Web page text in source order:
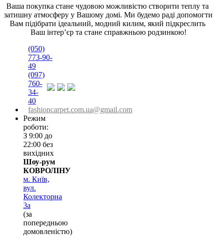
Ваша покупка стане чудовою можливістю створити теплу та
затишну атмосферу у Вашому домі. Ми будемо раді допомогти
Вам підібрати ідеальний, модний килим, який підкреслить
Ваш інтер’єр та стане справжньою родзинкою!
(050)
773-90-
49
(097)
760-
34-
40
fashioncarpet.com.ua@gmail.com
Режим
роботи:
З 9:00 до
22:00 без
вихідних
Шоу-рум
КОВРОЛІНУ
м. Київ,
вул.
Колекторна
3а
(за
попередньою
домовленістю)